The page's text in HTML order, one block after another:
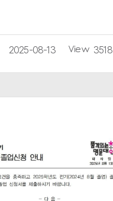
자
2025-08-13 3518